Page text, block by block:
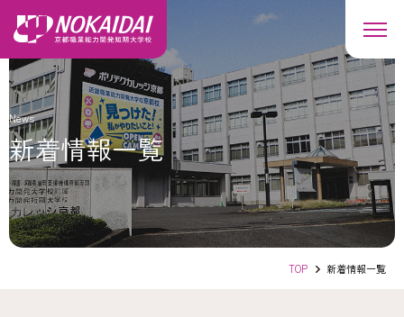
News
新着情報一覧
TOP 新着情報一覧